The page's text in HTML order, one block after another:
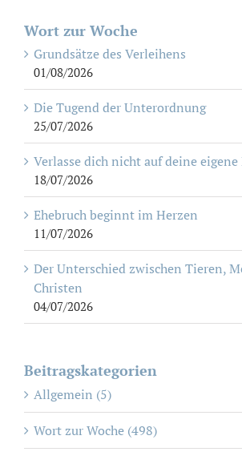
Wort zur Woche
Grundsätze des Verleihens
01/08/2026
Die Tugend der Unterordnung
25/07/2026
Verlasse dich nicht auf deine
18/07/2026
Ehebruch beginnt im Herzen
11/07/2026
Der Unterschied zwischen Tieren,
Christen
04/07/2026
Beitragskategorien
Allgemein (5)
Wort zur Woche (498)